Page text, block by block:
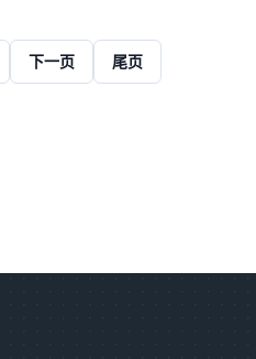
下一页 尾页